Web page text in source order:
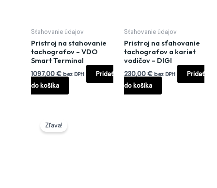
Sťahovanie údajov
Pristroj na stahovanie
tachografov – VDO
Smart Terminal
1097,00€ bez DPH
Pridať
do košíka
Sťahovanie údajov
Pristroj na sťahovanie
tachografov a kariet
vodičov – DIGI
230,00€ bez DPH
Pridať
do košíka
Zľava!cena
bola: